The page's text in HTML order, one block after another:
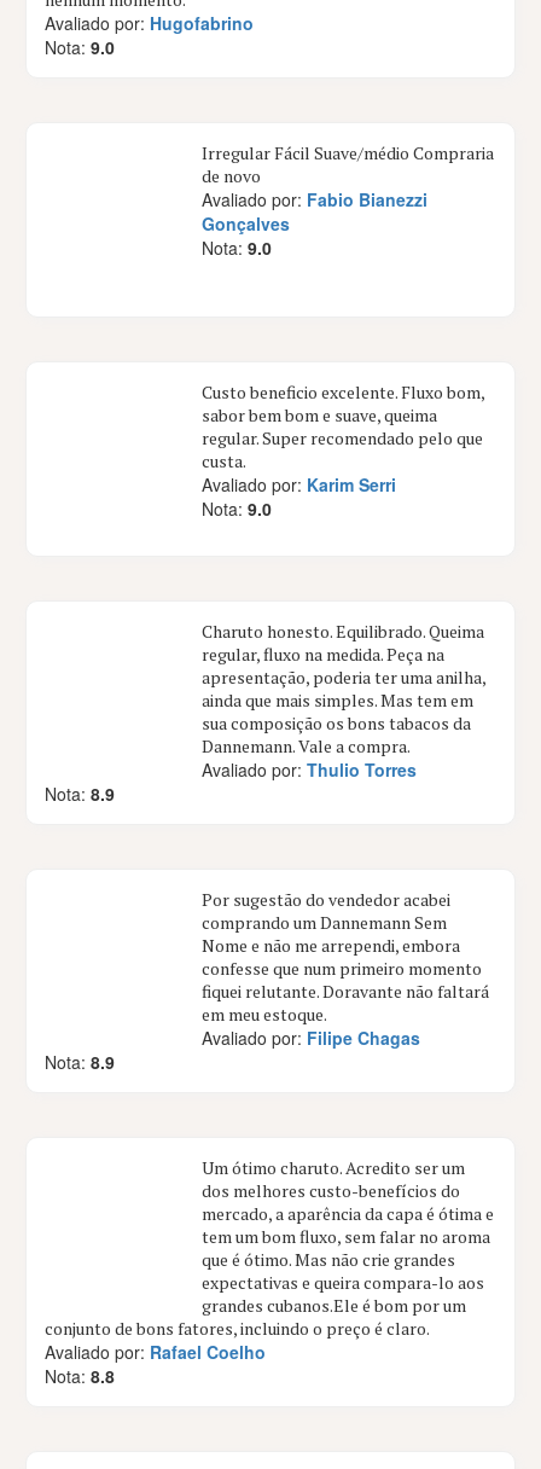
Avaliado por: Hugofabrino
Nota:9.0
Irregular Fácil Suave/médio Compraria
de novo
Avaliado por: Fabio Bianezzi
Gonçalves
Nota:9.0
Custo beneficio excelente. Fluxo bom,
sabor bem bom e suave, queima
regular. Super recomendado pelo que
custa.
Avaliado por: Karim Serri
Nota:9.0
Charuto honesto. Equilibrado. Queima
regular, fluxo na medida. Peça na
apresentação, poderia ter uma anilha,
ainda que mais simples. Mas tem em
sua composição os bons tabacos da
Dannemann. Vale a compra.
Avaliado por:Thulio Torres
Nota:8.9
Por sugestão do vendedor acabei
comprando um Dannemann Sem
Nome e não me arrependi, embora
confesse que num primeiro momento
fiquei relutante. Doravante não faltará
em meu estoque.
Avaliado por: Filipe Chagas
Nota:8.9
Um ótimo charuto. Acredito ser um
dos melhores custo-benefícios do
mercado, a aparência da capa é ótima e
tem um bom fluxo, sem falar no aroma
que é ótimo. Mas não crie grandes
expectativas e queira compara-lo aos
grandes cubanos.Ele é bom por um
conjunto de bons fatores, incluindo o preço é claro.
Avaliado por: Rafael Coelho
Nota:8.8